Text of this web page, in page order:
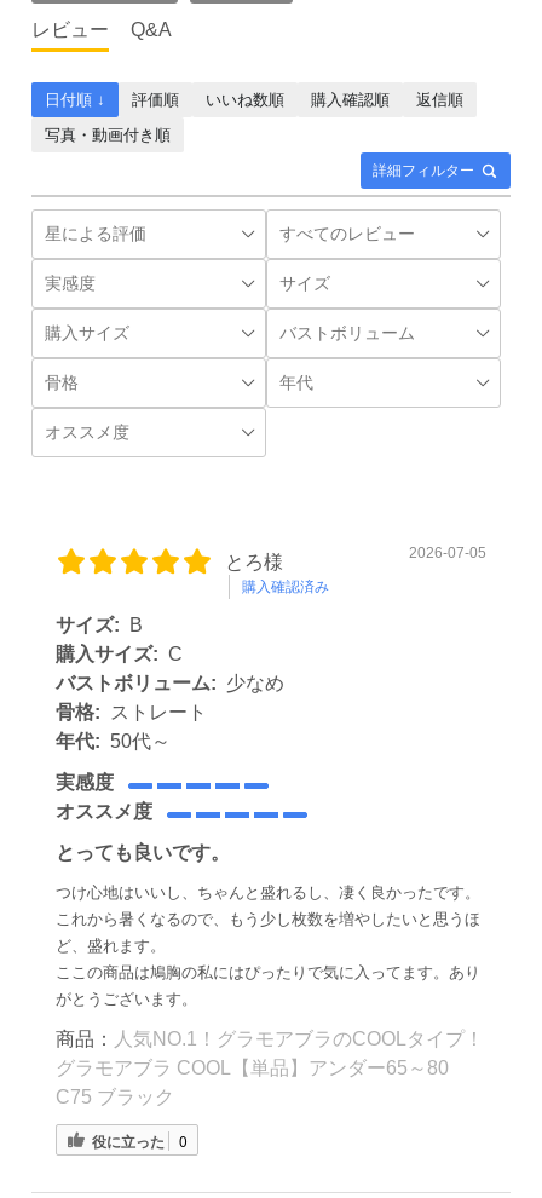
レビュー Q&A
詳細フィルター
日付順 ↓ 評価順 いいね数順 購入確認順
返信順
写真・動画付き順
とろ様
購入確認済み
2026-07-05
サイズ:
B
購入サイズ: C
バストボリューム: 少なめ
骨格:
ストレート
年代: 50代～
実感度
オススメ度
とっても良いです。
つけ心地はいいし、ちゃんと盛れるし、凄く良かったです。
これから暑くなるので、もう少し枚数を増やしたいと思うほ
ど、盛れます。
ここの商品は鳩胸の私にはぴったりで気に入ってます。あり
がとうございます。
商品：
人気NO.1！グラモアブラのCOOLタイプ！
グラモアブラ COOL【単品】アンダー65～80
C75 ブラック
役に立った 0